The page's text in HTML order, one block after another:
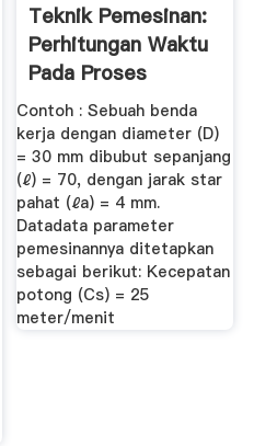
Teknik Pemesinan:
Perhitungan Waktu
Pada Proses
Pembubutan ...
Contoh : Sebuah benda
kerja dengan diameter (D)
= 30 mm dibubut sepanjang
(ℓ) = 70, dengan jarak star
pahat (ℓa) = 4 mm.
Datadata parameter
pemesinannya ditetapkan
sebagai berikut: Kecepatan
potong (Cs) = 25
meter/menit